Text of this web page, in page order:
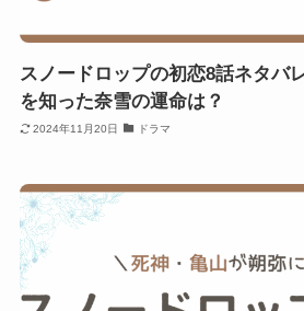
スノードロップの初恋8話ネタバ
を知った奈雪の運命は？
2024年11月20日 ドラマ